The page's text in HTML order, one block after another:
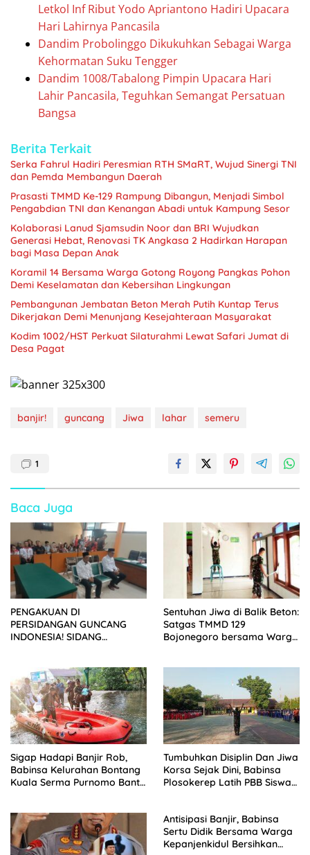
Letkol Inf Ribut Yodo Apriantono Hadiri Upacara
Hari Lahirnya Pancasila
Dandim Probolinggo Dikukuhkan Sebagai Warga
Kehormatan Suku Tengger
Dandim 1008/Tabalong Pimpin Upacara Hari
Lahir Pancasila, Teguhkan Semangat Persatuan
Bangsa
Berita Terkait
Serka Fahrul Hadiri Peresmian RTH SMaRT, Wujud Sinergi TNI
dan Pemda Membangun Daerah
Prasasti TMMD Ke-129 Rampung Dibangun, Menjadi Simbol
Pengabdian TNI dan Kenangan Abadi untuk Kampung Sesor
Kolaborasi Lanud Sjamsudin Noor dan BRI Wujudkan
Generasi Hebat, Renovasi TK Angkasa 2 Hadirkan Harapan
bagi Masa Depan Anak
Koramil 14 Bersama Warga Gotong Royong Pangkas Pohon
Demi Keselamatan dan Kebersihan Lingkungan
Pembangunan Jembatan Beton Merah Putih Kuntap Terus
Dikerjakan Demi Menunjang Kesejahteraan Masyarakat
Kodim 1002/HST Perkuat Silaturahmi Lewat Safari Jumat di
Desa Pagat
banjir! guncang Jiwa lahar semeru
1
Baca Juga
PENGAKUAN DI
PERSIDANGAN GUNCANG
INDONESIA! SIDANG
MENGAMUK DI PN MALANG
Sentuhan Jiwa di Balik Beton:
Satgas TMMD 129
Bojonegoro bersama Warga
Sigap Hadapi Banjir Rob,
Babinsa Kelurahan Bontang
Kuala Serma Purnomo Bantu
Tumbuhkan Disiplin Dan Jiwa
Korsa Sejak Dini, Babinsa
Plosokerep Latih PBB Siswa
Antisipasi Banjir, Babinsa
Sertu Didik Bersama Warga
Kepanjenkidul Bersihkan